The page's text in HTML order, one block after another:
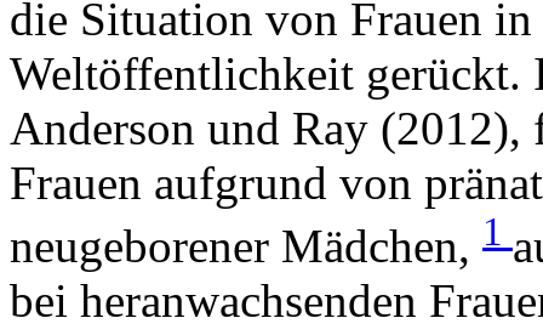
die Situation von Frauen
Weltöffentlichkeit gerückt.
Anderson und Ray
Frauen aufgrund von
neugeborener Mädchen, 1
bei heranwachsenden